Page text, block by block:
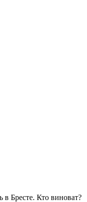
в Бресте. Кто виноват?